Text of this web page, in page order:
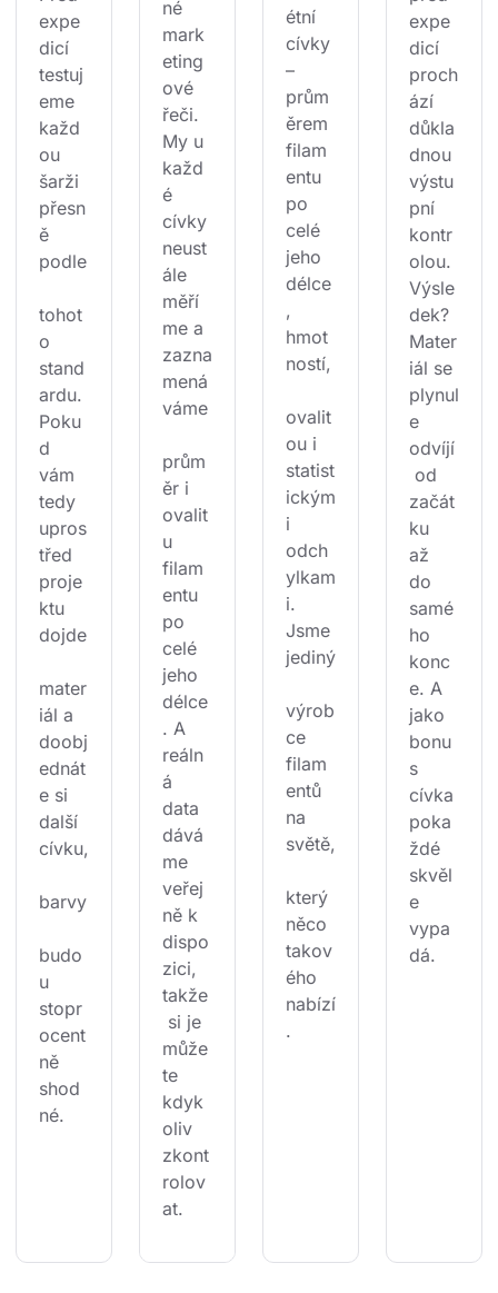
expe
dicí
testuj
eme
každ
ou
šarži
přesn
ě
podle
tohot
o
stand
ardu.
Poku
d
vám
tedy
upros
třed
proje
ktu
dojde
mater
iál a
doobj
ednát
e si
další
cívku,
barvy
budo
u
stopr
ocent
ně
shod
né.
né
mark
eting
ové
řeči.
My u
každ
é
cívky
neust
ále
měří
me a
zazna
mená
váme
prům
ěr i
ovalit
u
filam
entu
po
celé
jeho
délce
. A
reáln
á
data
dává
me
veřej
ně k
dispo
zici,
takže
si je
může
te
kdyk
oliv
zkont
rolov
at.
étní
cívky
–
prům
ěrem
filam
entu
po
celé
jeho
délce
,
hmot
ností,
ovalit
ou i
statist
ickým
i
odch
ylkam
i.
Jsme
jediný
výrob
ce
filam
entů
na
světě,
který
něco
takov
ého
nabízí
.
expe
dicí
proch
ází
důkla
dnou
výstu
pní
kontr
olou.
Výsle
dek?
Mater
iál se
plynul
e
odvíjí
od
začát
ku
až
do
samé
ho
konc
e. A
jako
bonu
s
cívka
poka
ždé
skvěl
e
vypa
dá.